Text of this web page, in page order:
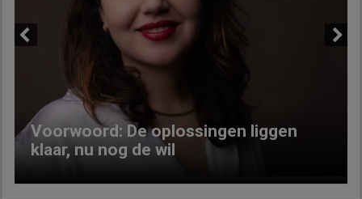
Voorwoord: De oplossingen liggen
klaar, nu nog de wil